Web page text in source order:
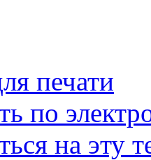
печати
по
на эту